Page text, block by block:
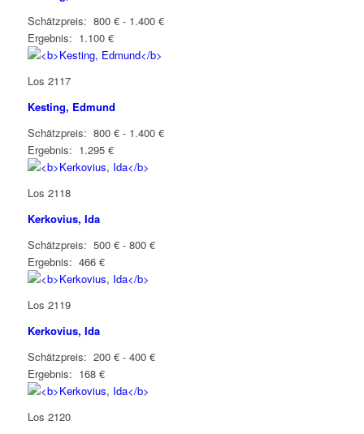
Schätzpreis: 800 € - 1.400 €
Ergebnis: 1.100 €
Los 2117
Kesting, Edmund
Schätzpreis: 800 € - 1.400 €
Ergebnis: 1.295 €
Los 2118
Kerkovius, Ida
Schätzpreis: 500 € - 800 €
Ergebnis: 466 €
Los 2119
Kerkovius, Ida
Schätzpreis: 200 € - 400 €
Ergebnis: 168 €
Los 2120